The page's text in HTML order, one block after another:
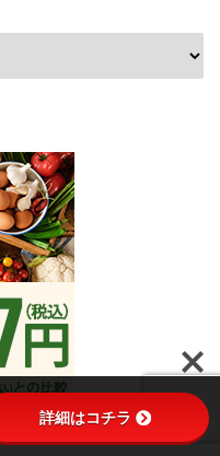
詳細はコチラ